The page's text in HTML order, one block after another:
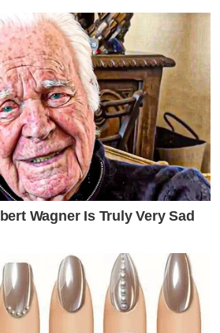
Wagner Is Truly Very Sad